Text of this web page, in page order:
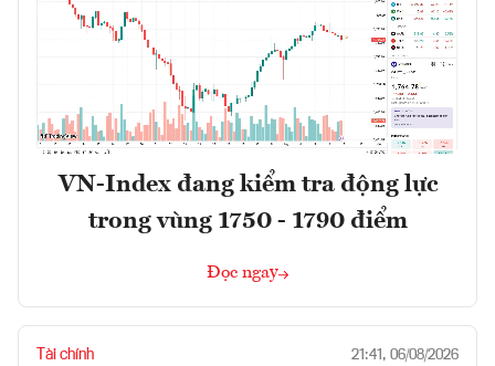
VN-Index đang kiểm tra động lực
trong vùng 1750 - 1790 điểm
Đọc ngay
Tài chính 21:41, 06/08/2026